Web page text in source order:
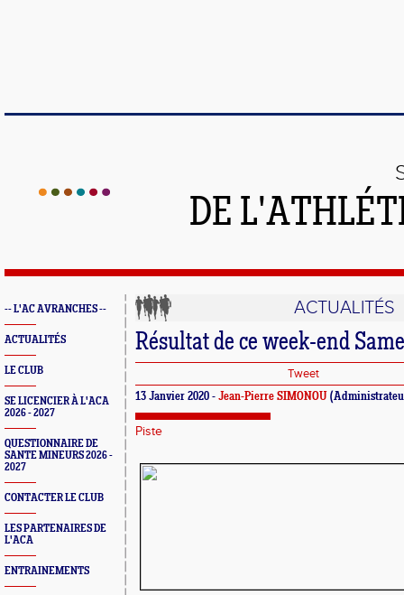
DE
-- L'AC AVRANCHES --
ACTUALITÉS
LE CLUB
SE LICENCIER À L'ACA
2026 - 2027
QUESTIONNAIRE DE
SANTE MINEURS 2026 -
2027
CONTACTER LE CLUB
LES PARTENAIRES DE
L'ACA
ENTRAINEMENTS
ACTUALITÉS
Résultat de ce week-end
Tweet
13 Janvier 2020 - Jean-Pierre SIMONOU
Piste